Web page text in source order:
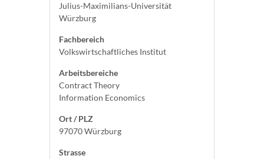
Julius-Maximilians-Universität
Würzburg
Fachbereich
Volkswirtschaftliches Institut
Arbeitsbereiche
Contract Theory
Information Economics
Ort / PLZ
97070 Würzburg
Strasse